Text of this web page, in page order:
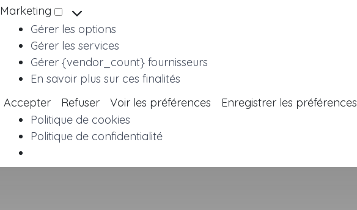
Marketing
Marketing
Gérer les options
Gérer les services
Gérer {vendor_count} fournisseurs
En savoir plus sur ces finalités
Accepter
Refuser Voir les préférences Enregistrer les préférences
Politique de cookies
Politique de confidentialité